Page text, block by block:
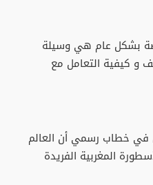
بشكل عام هي وسيلة
و كيفية التعامل مع
في خطاب رسمي أن العالم
المغربية الفريدة